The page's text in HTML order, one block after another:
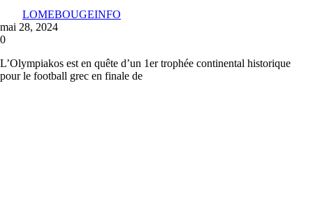
LOMEBOUGEINFO
mai 28, 2024
0
L’Olympiakos est en quête d’un 1er trophée continental historique
pour le football grec en finale de